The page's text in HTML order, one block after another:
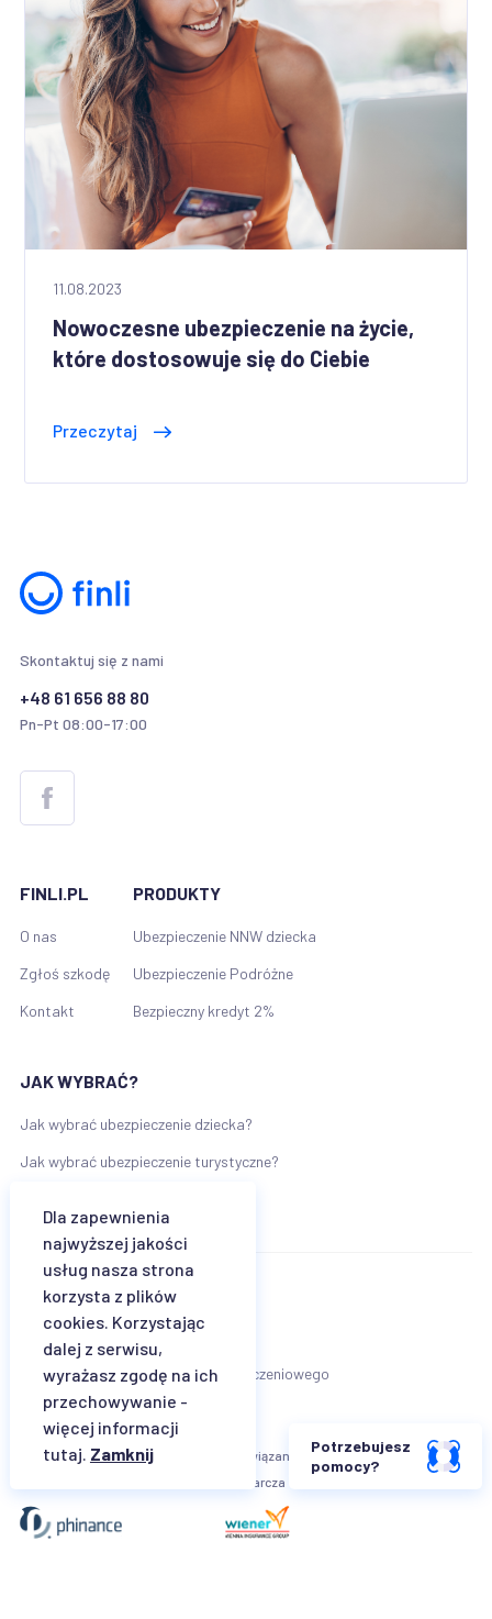
11.08.2023
Nowoczesne ubezpieczenie na życie,
które dostosowuje się do Ciebie
Przeczytaj
Skontaktuj się z nami
+48 61 656 88 80
Pn-Pt 08:00-17:00
FINLI.PL
O nas
Zgłoś szkodę
Kontakt
PRODUKTY
Ubezpieczenie NNW dziecka
Ubezpieczenie Podróżne
Bezpieczny kredyt 2%
JAK WYBRAĆ?
Jak wybrać ubezpieczenie dziecka?
Jak wybrać ubezpieczenie turystyczne?
Regulamin
Klauzula informacyjna Wiener TU SA
Karta informacyjna agenta ubezpieczeniowego
Właścicielem platformy
Rozwiązania produktowe
dostarcza
Potrzebujesz
pomocy?
Dla zapewnienia
najwyższej jakości
usług nasza strona
korzysta z plików
cookies. Korzystając
dalej z serwisu,
wyrażasz zgodę na ich
przechowywanie -
więcej informacji
tutaj. Zamknij